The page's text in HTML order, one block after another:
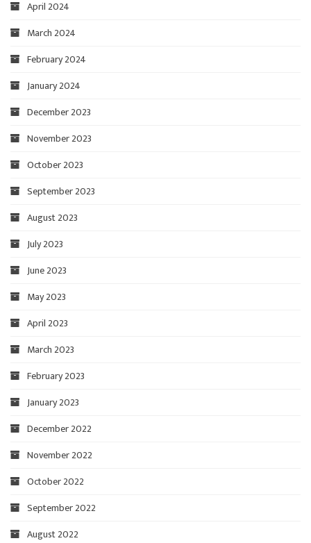
April 2024
March 2024
February 2024
January 2024
December 2023
November 2023
October 2023
September 2023
August 2023
July 2023
June 2023
May 2023
April 2023
March 2023
February 2023
January 2023
December 2022
November 2022
October 2022
September 2022
August 2022